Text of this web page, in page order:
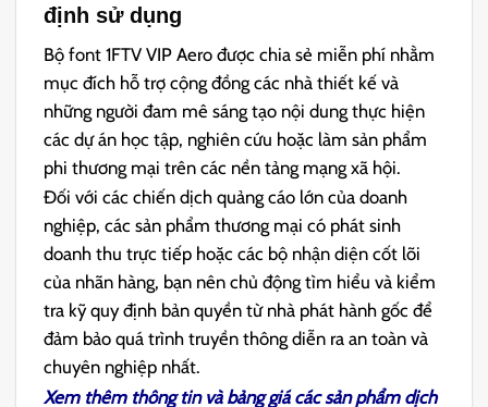
định sử dụng
Bộ font 1FTV VIP Aero được chia sẻ miễn phí nhằm
mục đích hỗ trợ cộng đồng các nhà thiết kế và
những người đam mê sáng tạo nội dung thực hiện
các dự án học tập, nghiên cứu hoặc làm sản phẩm
phi thương mại trên các nền tảng mạng xã hội.
Đối với các chiến dịch quảng cáo lớn của doanh
nghiệp, các sản phẩm thương mại có phát sinh
doanh thu trực tiếp hoặc các bộ nhận diện cốt lõi
của nhãn hàng, bạn nên chủ động tìm hiểu và kiểm
tra kỹ quy định bản quyền từ nhà phát hành gốc để
đảm bảo quá trình truyền thông diễn ra an toàn và
chuyên nghiệp nhất.
Xem thêm thông tin và bảng giá các sản phẩm dịch